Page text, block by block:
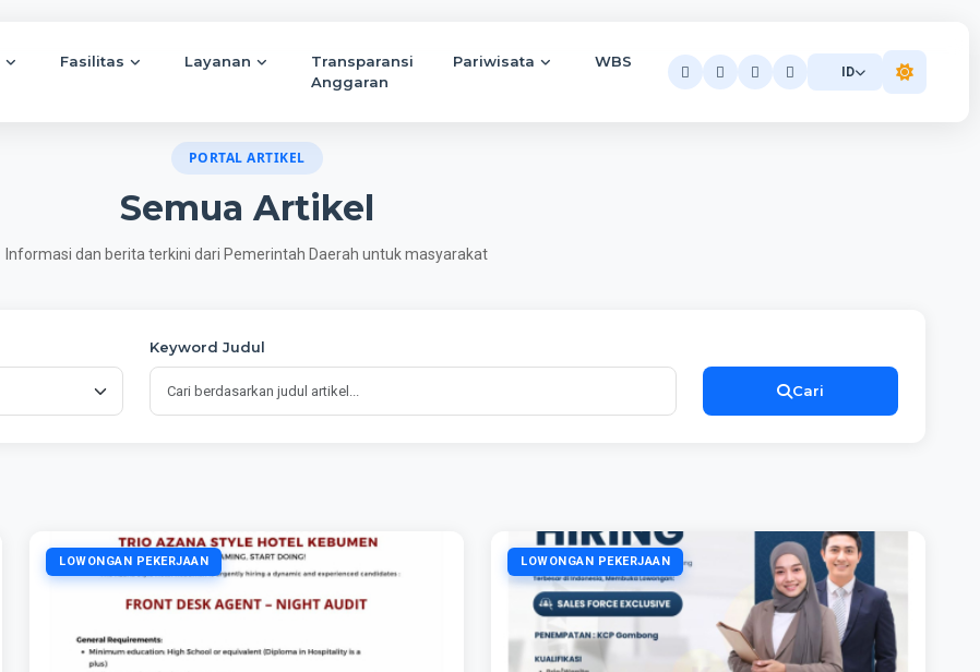
Fasilitas Layanan
Transparansi
Anggaran
Pariwisata WBS
ID
PORTAL ARTIKEL
Semua Artikel
Informasi dan berita terkini dari Pemerintah Daerah untuk masyarakat
Keyword Judul
Cari
LOWONGAN PEKERJAAN LOWONGAN PEKERJAAN